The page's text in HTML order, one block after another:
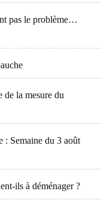
pas le problème…
de la mesure du
: Semaine du 3 août
ils à déménager ?